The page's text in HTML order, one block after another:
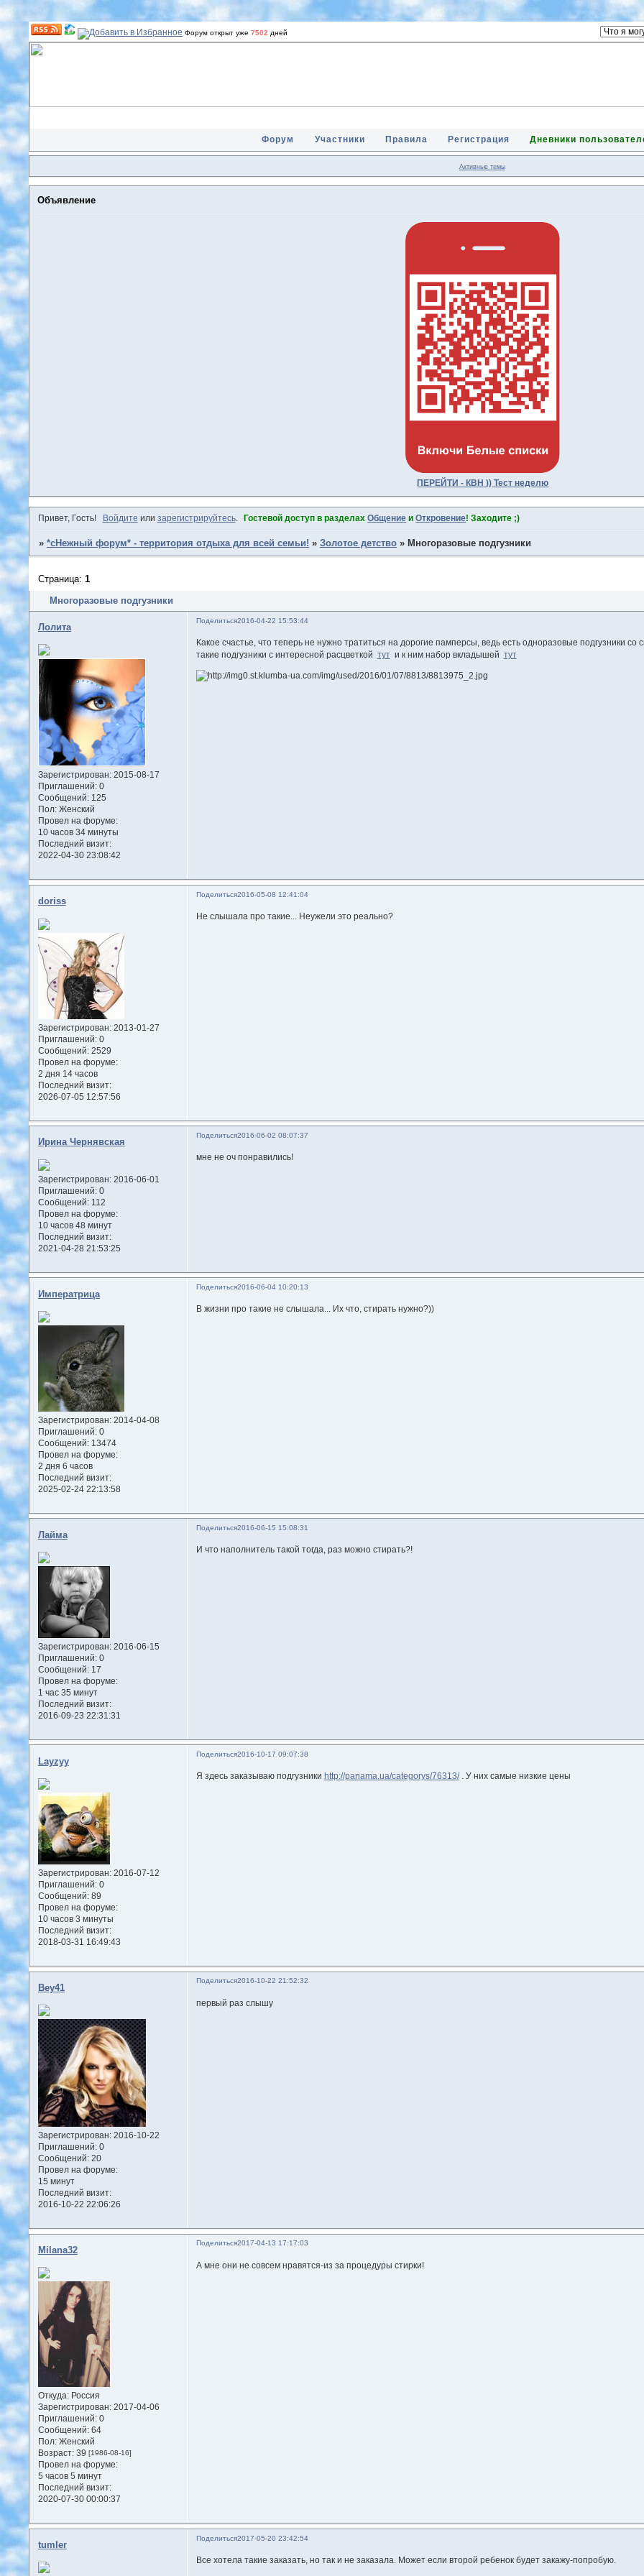
Форум открыт уже7502 дней
Форум Участники Правила Регистрация Дневники
Активные темы
Объявление
ПЕРЕЙТИ - КВН )) Тест неделю
Привет, Гость! Войдите или зарегистрируйтесь. Гостевой доступ в разделахОбщение иОткровение! Заходите ;)
» *сНежный форум* - территория отдыха для всей семьи! » Золотое детство » Многоразовые подгузники
Многоразовые подгузники
Страница: 1
Поделиться2016-04-22 15:53:44
Лолита
Зарегистрирован: 2015-08-17
Приглашений:0
Сообщений:125
Пол:Женский
Провел на форуме:
10 часов 34 минуты
Последний визит:
2022-04-30 23:08:42
Какое счастье, что теперь не нужно тратиться на дорогие памперсы, ведь есть одноразовые подгузники
такие подгузники с интересной расцветкой тути к ним набор вкладышей тут
Поделиться2016-05-08 12:41:04
doriss
Зарегистрирован: 2013-01-27
Приглашений:0
Сообщений:2529
Провел на форуме:
2 дня 14 часов
Последний визит:
2026-07-05 12:57:56
Не слышала про такие... Неужели это реально?
Поделиться2016-06-02 08:07:37
Ирина Чернявская
Зарегистрирован: 2016-06-01
Приглашений:0
Сообщений:112
Провел на форуме:
10 часов 48 минут
Последний визит:
2021-04-28 21:53:25
мне не оч понравились!
Поделиться2016-06-04 10:20:13
Императрица
Зарегистрирован: 2014-04-08
Приглашений:0
Сообщений:13474
Провел на форуме:
2 дня 6 часов
Последний визит:
2025-02-24 22:13:58
В жизни про такие не слышала... Их что, стирать нужно?))
Поделиться2016-06-15 15:08:31
Лайма
Зарегистрирован: 2016-06-15
Приглашений:0
Сообщений:17
Провел на форуме:
1 час 35 минут
Последний визит:
2016-09-23 22:31:31
И что наполнитель такой тогда, раз можно стирать?!
Поделиться2016-10-17 09:07:38
Layzyy
Зарегистрирован: 2016-07-12
Приглашений:0
Сообщений:89
Провел на форуме:
10 часов 3 минуты
Последний визит:
2018-03-31 16:49:43
Я здесь заказываю подгузники http://panama.ua/categorys/76313/. У них самые низкие цены
Поделиться2016-10-22 21:52:32
Bey41
Зарегистрирован: 2016-10-22
Приглашений:0
Сообщений:20
Провел на форуме:
15 минут
Последний визит:
2016-10-22 22:06:26
первый раз слышу
Поделиться2017-04-13 17:17:03
Milana32
Откуда:Россия
Зарегистрирован: 2017-04-06
Приглашений:0
Сообщений:64
Пол:Женский
Возраст:39 [1986-08-16]
Провел на форуме:
5 часов 5 минут
Последний визит:
2020-07-30 00:00:37
А мне они не совсем нравятся-из за процедуры стирки!
Поделиться2017-05-20 23:42:54
tumler
Все хотела такие заказать, но так и не заказала. Может если второй ребенок будет закажу-попробую.